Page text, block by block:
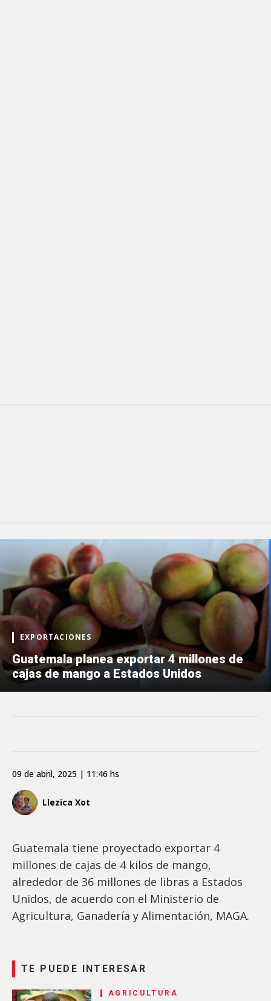
EXPORTACIONES
Guatemala planea exportar 4 millones de
cajas de mango a Estados Unidos
Llezica Xot
09 de abril, 2025 | 11:46 hs
Guatemala tiene proyectado exportar 4
millones de cajas de 4 kilos de mango,
alrededor de 36 millones de libras a Estados
Unidos, de acuerdo con el Ministerio de
Agricultura, Ganadería y Alimentación, MAGA.
TE PUEDE INTERESAR
AGRICULTURA